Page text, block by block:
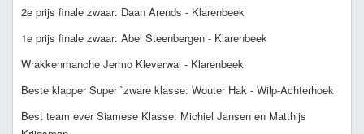
2e prijs finale zwaar: Daan Arends - Klarenbeek
1e prijs finale zwaar: Abel Steenbergen - Klarenbeek
Wrakkenmanche Jermo Kleverwal - Klarenbeek
Beste klapper Super `zware klasse: Wouter Hak - Wilp-Achterhoek
Best team ever Siamese Klasse: Michiel Jansen en Matthijs